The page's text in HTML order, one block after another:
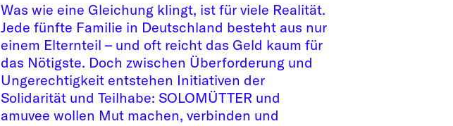
Was wie eine Gleichung klingt, ist für viele Realität.
Jede fünfte Familie in Deutschland besteht aus nur
einem Elternteil – und oft reicht das Geld kaum für
das Nötigste. Doch zwischen Überforderung und
Ungerechtigkeit entstehen Initiativen der
Solidarität und Teilhabe: SOLOMÜTTER und
amuvee wollen Mut machen, verbinden und